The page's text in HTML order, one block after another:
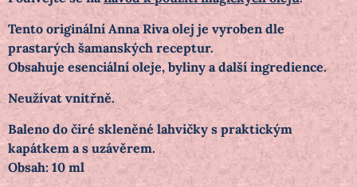
Tento originální Anna Riva olej je vyroben dle
prastarých šamanských receptur.
Obsahuje esenciální oleje, byliny a další ingredience.
Neužívat vnitřně.
Baleno do čiré skleněné lahvičky s praktickým
kapátkem a s uzávěrem.
Obsah: 10 ml